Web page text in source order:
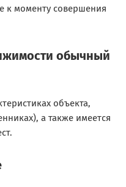
к моменту совершения
обычный
объекта,
а также имеется